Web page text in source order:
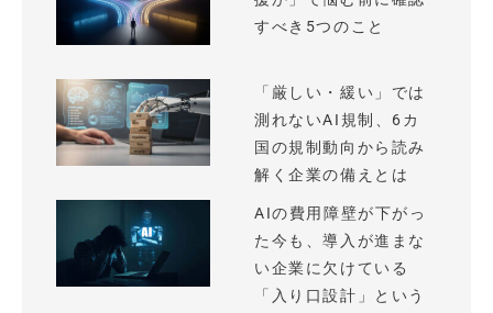
すべき5つのこと
「厳しい・緩い」では
測れないAI規制、6カ
国の規制動向から読み
解く企業の備えとは
AIの費用障壁が下がっ
た今も、導入が進まな
い企業に欠けている
「入り口設計」という